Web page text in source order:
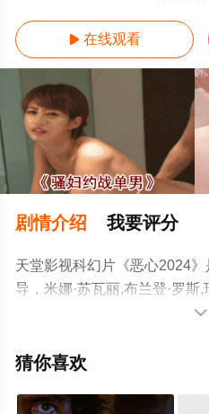
 在线观看
剧情介绍 我要评分
天堂影视科幻片《恶心2024
导，米娜·苏瓦丽,布兰登·罗斯,
曼
迪
全就上天堂电影网，更多相关

猜你喜欢